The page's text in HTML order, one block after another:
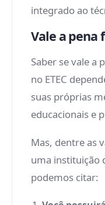
integrado ao
Vale a pena
Saber se vale a
no ETEC
suas próprias
educacionais e
Mas, dentre as
uma instituição
podemos citar: